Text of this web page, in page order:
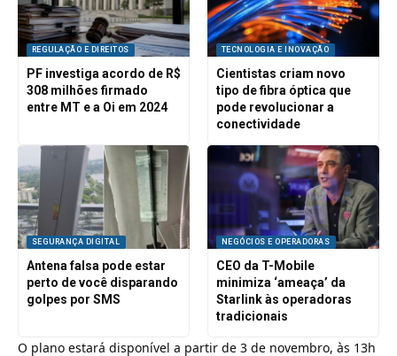
REGULAÇÃO E DIREITOS
PF investiga acordo de R$
308 milhões firmado
entre MT e a Oi em 2024
TECNOLOGIA E INOVAÇÃO
Cientistas criam novo
tipo de fibra óptica que
pode revolucionar a
conectividade
SEGURANÇA DIGITAL
Antena falsa pode estar
perto de você disparando
golpes por SMS
NEGÓCIOS E OPERADORAS
CEO da T-Mobile
minimiza ‘ameaça’ da
Starlink às operadoras
tradicionais
O plano estará disponível a partir de 3 de novembro, às 13h